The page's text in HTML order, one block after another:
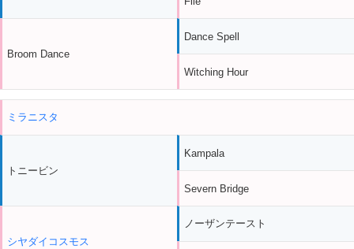
Broom Dance
Dance Spell
Witching Hour
ミラニスタ
トニービン
シヤダイコスモス
Kampala
Severn Bridge
ノーザンテースト